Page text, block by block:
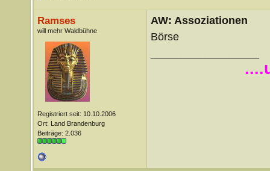
Ramses
will mehr Waldbühne
Registriert seit: 10.10.2006
Ort: Land Brandenburg
Beiträge: 2.036
AW: Assoziationen
Börse